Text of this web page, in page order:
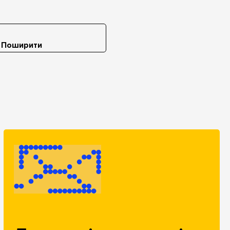
Поширити